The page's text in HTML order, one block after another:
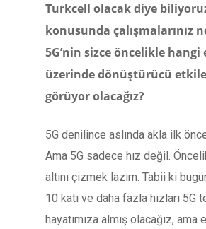
Turkcell olacak diye
konusunda çalışmalarınız
5G’nin sizce öncelikle
üzerinde dönüştürücü
görüyor olacağız?
5G denilince aslında akla ilk
Ama 5G sadece hız değil.
altını çizmek lazım. Tabii ki
10 katı ve daha fazla hızları 5G
hayatımıza almış olacağız, ama